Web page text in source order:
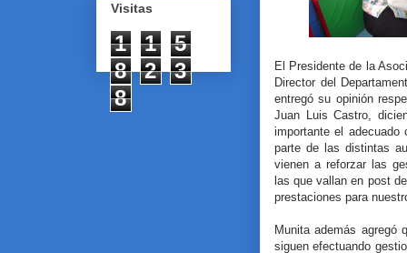
El Presidente de la
Director del
entregó su opinión
Juan Luis Castro,
importante el adecuado
parte de las distintas
vienen a reforzar las
las que vallan en post
prestaciones para
Munita además agregó
siguen efectuando
Visitas
1 1
5
8
2
3
8